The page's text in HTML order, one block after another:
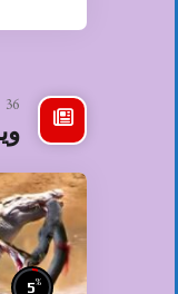
36 Related Posts
5%